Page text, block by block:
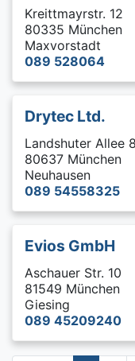
Kreittmayrstr. 12
80335 München
Maxvorstadt
089 528064
Drytec Ltd.
Landshuter Allee 8
80637 München
Neuhausen
089 54558325
Evios GmbH
Aschauer Str. 10
81549 München
Giesing
089 45209240